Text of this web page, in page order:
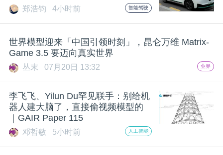
专
题
爱
搞
机
郑浩钧 4小时前 智能驾驶
世界模型迎来「中国引领时刻」，昆仑万维 Matrix-
Game 3.5 要迈向真实世界
丛末 07月20日 13:32 业界
李飞飞、Yilun Du罕见联手：别给机
器人建大脑了，直接偷视频模型的
｜GAIR Paper 115
邓哲敏 5小时前 人工智能